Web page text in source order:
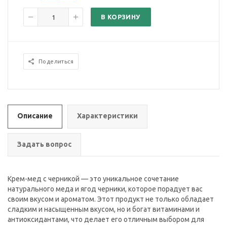
В КОРЗИНУ
Поделиться
Описание Характеристики
Задать вопрос
Крем-мед с черникой — это уникальное сочетание
натурального меда и ягод черники, которое порадует вас
своим вкусом и ароматом. Этот продукт не только обладает
сладким и насыщенным вкусом, но и богат витаминами и
антиоксидантами, что делает его отличным выбором для